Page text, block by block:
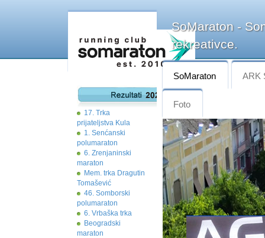
17. Trka
prijateljstva Kula
1. Senćanski
polumaraton
6. Zrenjaninski
maraton
Mem. trka Dragutin
Tomašević
46. Somborski
polumaraton
6. Vrbaška trka
Beogradski
maraton
SoMaraton -
rekreativce.
SoMaraton ARK
Foto